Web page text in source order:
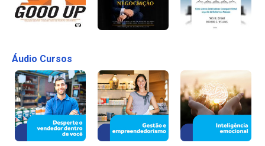
Áudio Cursos